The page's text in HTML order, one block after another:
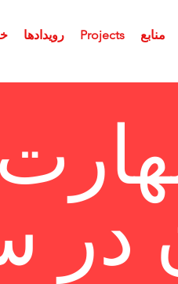
رویدادها Projects منابع